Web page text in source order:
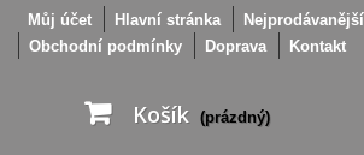
Můj účet Hlavní stránka
Nejprodávanější
Obchodní podmínky
Doprava Kontakt
Košík (prázdný)